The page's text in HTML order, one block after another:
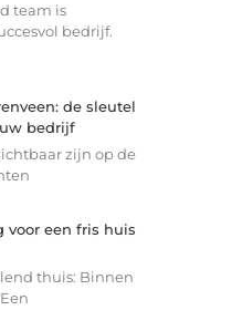
team is
bedrijf.
de sleutel
bedrijf
zijn op de
voor een fris huis
thuis: Binnen